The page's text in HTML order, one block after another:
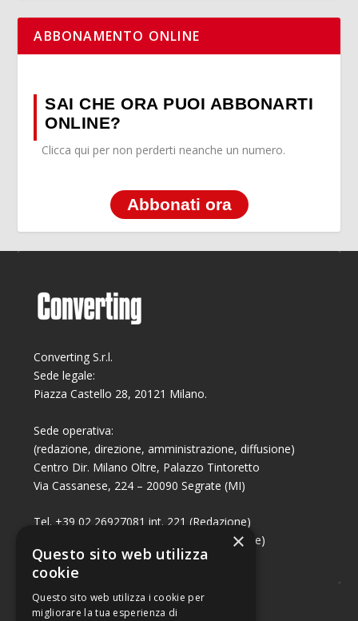
ABBONAMENTO ONLINE
SAI CHE ORA PUOI ABBONARTI
ONLINE?
Clicca qui per non perderti neanche un numero.
Abbonati ora
Converting S.r.l.
Sede legale:
Piazza Castello 28, 20121 Milano.
Sede operativa:
(redazione, direzione, amministrazione, diffusione)
Centro Dir. Milano Oltre, Palazzo Tintoretto
Via Cassanese, 224 – 20090 Segrate (MI)
Tel. +39 02 26927081 int. 221 (Redazione)
Tel. +39 02 26927081 int. 224 (Commerciale)
Fax +39 02 26951006
×
Questo sito web utilizza
cookie
Questo sito web utilizza i cookie per
migliorare la tua esperienza di